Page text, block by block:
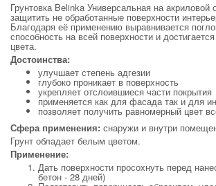
Грунтовка Belinka Универсальная на акриловой
защитить не обработанные поверхности
Благодаря её применению выравнивается
способность на всей поверхности и
цвета.
Достоинства:
улучшает степень адгезии
глубоко проникает в поверхность
укрепляет отслоившиеся части покрытия
применяется как для фасада так и для
позволяет получить равномерный цвет
Сфера применения: снаружи и внутри
Грунт обладает белым цветом.
Применение:
Дать поверхности просохнуть перед
бетон - 28 дней)